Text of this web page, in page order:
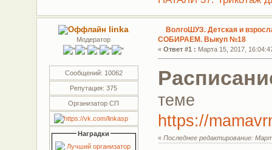
linka
Модератор
Сообщений: 10062
Репутация: 375
Организатор СП
Наградки
ВолгоШУЗ. Детская и
СОБИРАЕМ. Выкуп №18
«Ответ #1 : Марта 15, 2017,
теме
https://
«Последнее редактирование: